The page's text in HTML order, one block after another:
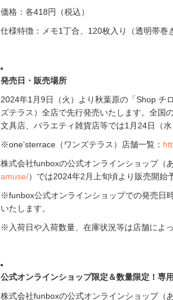
価格：各418円（税込）
仕様特徴：メモ1丁合、120枚入り（透明帯巻
発売日・販売場所
2024年1月9日（火）より秋葉原の「Shop チ
ズテラス）全店で先行発売いたします。全国
文具店、バラエティ雑貨店等では1月24日（水
※one’sterrace（ワンズテラス）店舗一覧：
株式会社funboxの公式オンラインショップ（
amuse/）では2024年2月上旬頃より販売開始
※funbox公式オンラインショップでの発売日
いたします。
※入荷日や入荷数量、在庫状況等は店舗によ
公式オンラインショップ限定＆数量限定！専
株式会社funboxの公式オンラインショップ（